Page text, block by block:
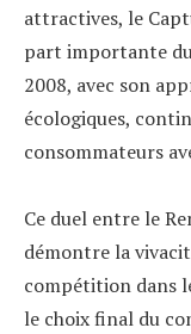
attractives, le
part importante
2008, avec son
écologiques,
consommateurs
Ce duel entre le
démontre la
compétition dans
le choix final du